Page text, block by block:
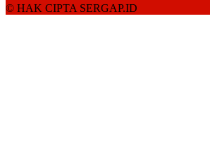
© HAK CIPTA SERGAP.ID